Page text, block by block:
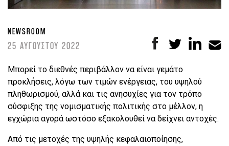
NEWSROOM
25 ΑΥΓΟΥΣΤΟΥ 2022
Μπορεί το διεθνές περιβάλλον να είναι γεμάτο
προκλήσεις, λόγω των τιμών ενέργειας, του υψηλού
πληθωρισμού, αλλά και τις ανησυχίες για τον τρόπο
σύσφιξης της νομισματικής πολιτικής στο μέλλον, η
εγχώρια αγορά ωστόσο εξακολουθεί να δείχνει αντοχές.
Από τις μετοχές της υψηλής κεφαλαιοποίησης,